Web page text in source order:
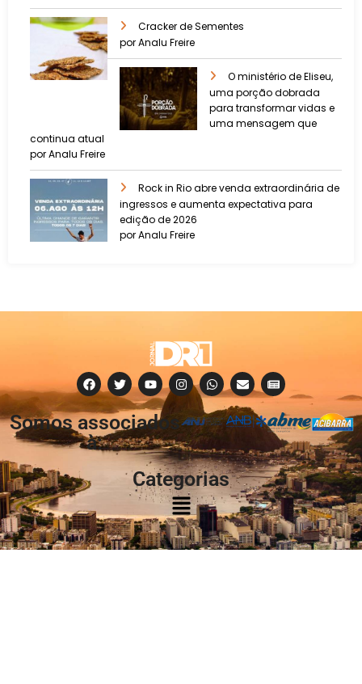
Cracker de Sementes
por Analu Freire
O ministério de Eliseu,
uma porção dobrada
para transformar vidas e
uma mensagem que
continua atual
por Analu Freire
Rock in Rio abre venda extraordinária de
ingressos e aumenta expectativa para
edição de 2026
por Analu Freire
Somos associados
à:
Categorias